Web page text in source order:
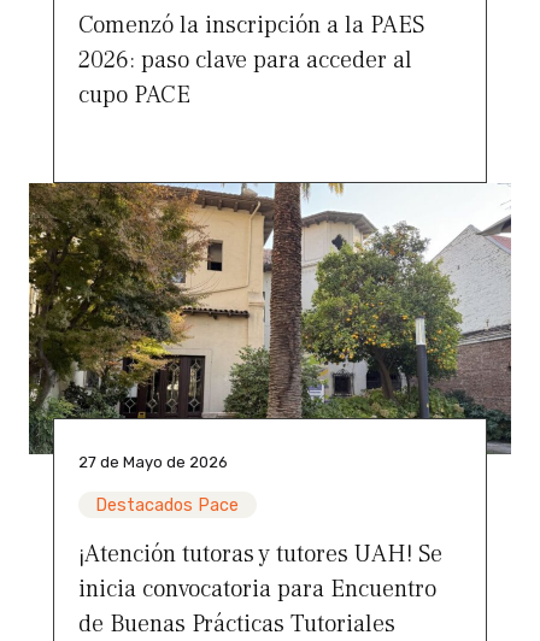
Comenzó la inscripción a la PAES
2026: paso clave para acceder al
cupo PACE
27 de Mayo de 2026
Destacados Pace
¡Atención tutoras y tutores UAH! Se
inicia convocatoria para Encuentro
de Buenas Prácticas Tutoriales